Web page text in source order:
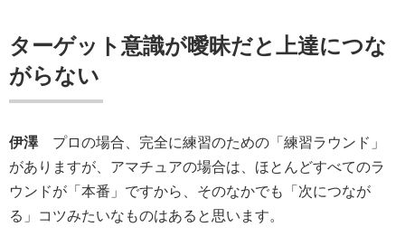
ターゲット意識が曖昧だと上達につな
がらない
伊澤
プロの場合、完全に練習のための「練習ラウンド」
がありますが、アマチュアの場合は、ほとんどすべてのラ
ウンドが「本番」ですから、そのなかでも「次につなが
る」コツみたいなものはあると思います。